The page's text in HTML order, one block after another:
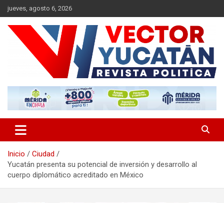
Saltar
al
contenido
jueves, agosto 6, 2026
Vector Yucatán
Inicio
Ciudad
Yucatán presenta su potencial de inversión y desarrollo al
cuerpo diplomático acreditado en México